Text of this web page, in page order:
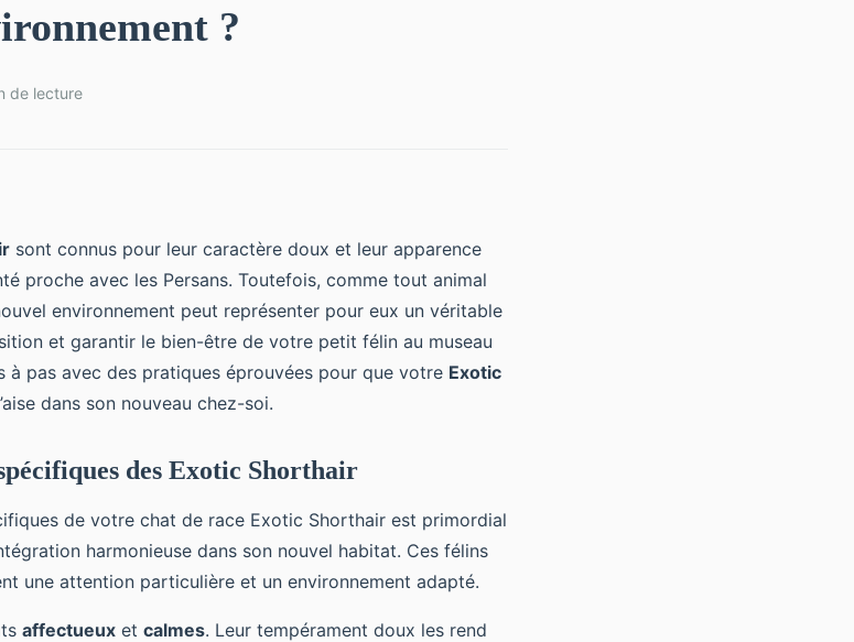
?
de lecture
sont connus pour leur caractère doux et leur apparence
proche avec les Persans. Toutefois, comme tout animal
environnement peut représenter pour eux un véritable
et garantir le bien-être de votre petit félin au museau
pas avec des pratiques éprouvées pour que votre Exotic
dans son nouveau chez-soi.
des Exotic Shorthair
de votre chat de race Exotic Shorthair est primordial
harmonieuse dans son nouvel habitat. Ces félins
une attention particulière et un environnement adapté.
affectueux et calmes. Leur tempérament doux les rend